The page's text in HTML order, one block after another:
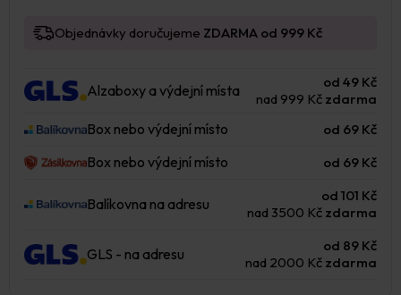
Objednávky doručujeme ZDARMA od 999 Kč
Alzaboxy a výdejní místa
od 49 Kč
nad 999 Kč zdarma
Box nebo výdejní místo od 69 Kč
Box nebo výdejní místo od 69 Kč
Balíkovna na adresu
od 101 Kč
nad 3500 Kč zdarma
GLS - na adresu
od 89 Kč
nad 2000 Kč zdarma